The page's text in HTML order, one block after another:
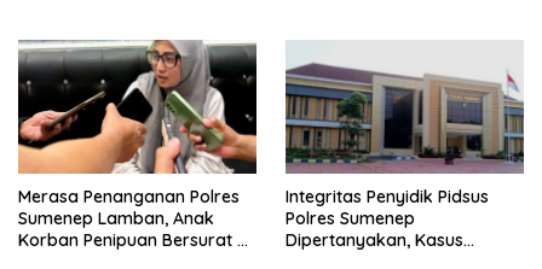
Merasa Penanganan Polres
Sumenep Lamban, Anak
Korban Penipuan Bersurat ke
Integritas Penyidik Pidsus
Polres Sumenep
Dipertanyakan, Kasus